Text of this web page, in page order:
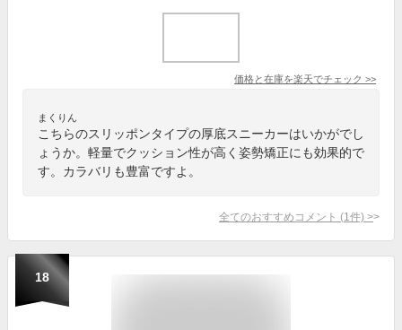
価格と在庫を楽天でチェック >>
まくりん
こちらのスリッポンタイプの厚底スニーカーはいかがでし
ょうか。軽量でクッション性が高く姿勢矯正にも効果的で
す。カラバリも豊富ですよ。
全てのおすすめコメント (1 件) >
18